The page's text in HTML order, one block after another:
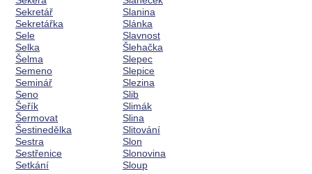
Sekretář
Sekretářka
Sele
Selka
Šelma
Semeno
Seminář
Seno
Šeřík
Šermovat
Šestinedělka
Sestra
Sestřenice
Setkání
Slanina
Slánka
Slavnost
Šlehačka
Slepec
Slepice
Slezina
Slib
Slimák
Slina
Slitování
Slon
Slonovina
Sloup